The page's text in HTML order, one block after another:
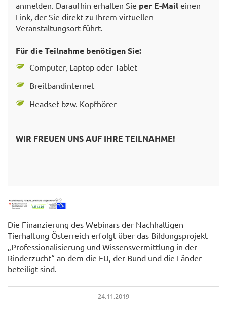
anmelden. Daraufhin erhalten Sie per E-Mail einen
Link, der Sie direkt zu Ihrem virtuellen
Veranstaltungsort führt.
Für die Teilnahme benötigen Sie:
Computer, Laptop oder Tablet
Breitbandinternet
Headset bzw. Kopfhörer
WIR FREUEN UNS AUF IHRE TEILNAHME!
Die Finanzierung des Webinars der Nachhaltigen
Tierhaltung Österreich erfolgt über das Bildungsprojekt
„Professionalisierung und Wissensvermittlung in der
Rinderzucht“ an dem die EU, der Bund und die Länder
beteiligt sind.
24.11.2019